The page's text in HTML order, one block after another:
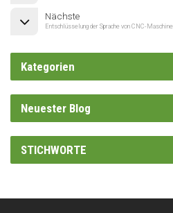
Nächste
Entschlüsselung der Sprache von CNC-
Kategorien
Neuester Blog
STICHWORTE